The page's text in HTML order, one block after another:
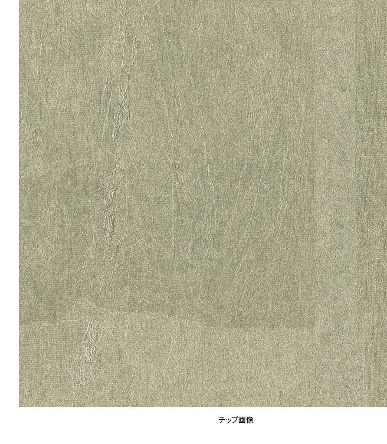
チップ画像